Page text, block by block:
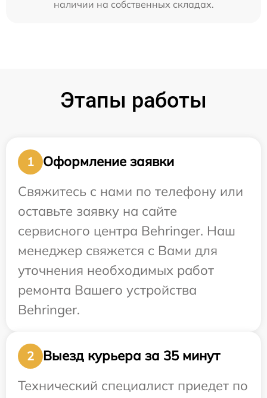
наличии на собственных складах.
Этапы работы
1
Оформление заявки
Свяжитесь с нами по телефону или
оставьте заявку на сайте
сервисного центра Behringer. Наш
менеджер свяжется с Вами для
уточнения необходимых работ
ремонта Вашего устройства
Behringer.
2
Выезд курьера за 35 минут
Технический специалист приедет по